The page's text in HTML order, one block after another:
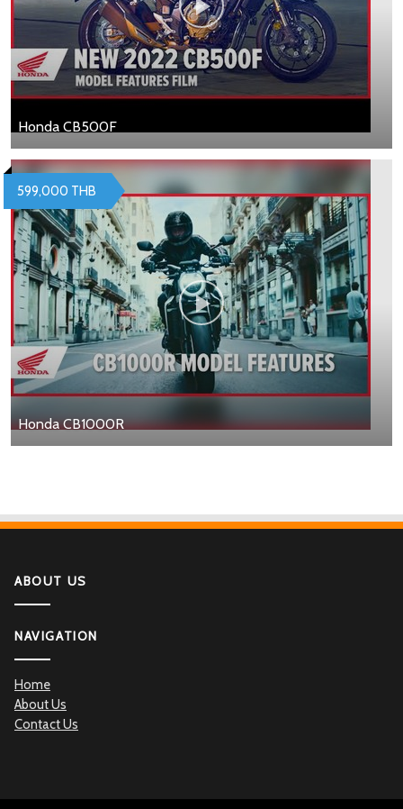
Honda CB500F
Honda CB1000R
599,000 THB
ABOUT US
NAVIGATION
Home
About Us
Contact Us